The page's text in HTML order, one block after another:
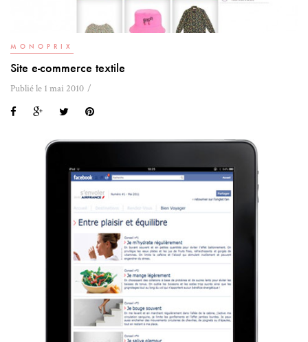
MONOPRIX
Site e-commerce textile
Publié le 1 mai 2010